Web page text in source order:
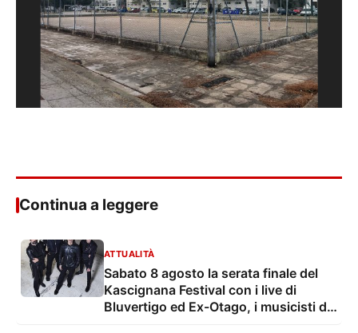
Continua a leggere
ATTUALITÀ
Sabato 8 agosto la serata finale del
Kascignana Festival con i live di
Bluvertigo ed Ex-Otago, i musicisti di